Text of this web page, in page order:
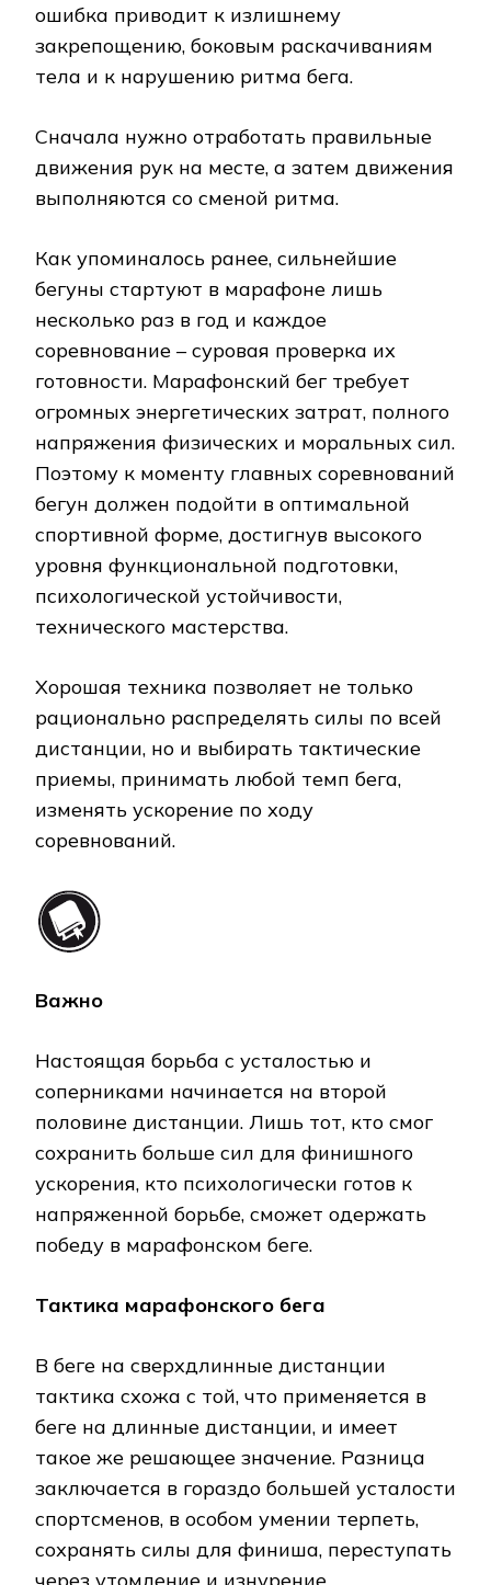
ошибка приводит к излишнему
закрепощению, боковым раскачиваниям
тела и к нарушению ритма бега.
Сначала нужно отработать правильные
движения рук на месте, а затем движения
выполняются со сменой ритма.
Как упоминалось ранее, сильнейшие
бегуны стартуют в марафоне лишь
несколько раз в год и каждое
соревнование – суровая проверка их
готовности. Марафонский бег требует
огромных энергетических затрат, полного
напряжения физических и моральных сил.
Поэтому к моменту главных соревнований
бегун должен подойти в оптимальной
спортивной форме, достигнув высокого
уровня функциональной подготовки,
психологической устойчивости,
технического мастерства.
Хорошая техника позволяет не только
рационально распределять силы по всей
дистанции, но и выбирать тактические
приемы, принимать любой темп бега,
изменять ускорение по ходу
соревнований.
Важно
Настоящая борьба с усталостью и
соперниками начинается на второй
половине дистанции. Лишь тот, кто смог
сохранить больше сил для финишного
ускорения, кто психологически готов к
напряженной борьбе, сможет одержать
победу в марафонском беге.
Тактика марафонского бега
В беге на сверхдлинные дистанции
тактика схожа с той, что применяется в
беге на длинные дистанции, и имеет
такое же решающее значение. Разница
заключается в гораздо большей усталости
спортсменов, в особом умении терпеть,
сохранять силы для финиша, переступать
через утомление и изнурение,